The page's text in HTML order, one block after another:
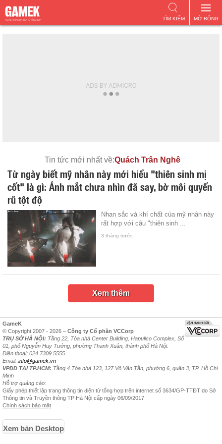
MỞ RỘNG
TÌM KIẾM
Tin tức mới nhất về:Quách Trân Nghê
Từ ngày biết mỹ nhân này mới hiểu "thiên sinh mị
cốt" là gì: Ánh mắt chưa nhìn đã say, bờ môi quyến
rũ tột độ
Nhan sắc và khí chất của mỹ nhân này
rất hợp với câu "thiên sinh ...
3 tháng trước
Xem thêm
GameK
© Copyright 2007 - 2026 – Công ty Cổ phần VCCorp
TRỤ SỞ HÀ NỘI: Tầng 22, Tòa nhà Center Building, Hapulico Complex, Số
01, phố Nguyễn Huy Tưởng, phường Thanh Xuân, thành phố Hà Nội.
Điện thoại: 024 7309 5555.
Email: info@gamek.vn
VPĐD TẠI TP.HCM: Tầng 4 Tòa nhà 123, 127 Võ Văn Tần, phường 6, quận 3, TP. Hồ Chí
Minh
Hỗ trợ quảng cáo:
Giấy phép thiết lập trang thông tin điện tử tổng hợp trên internet số 3634/GP-TTĐT do Sở
Thông tin và Truyền thông TP Hà Nội cấp ngày 06/09/2017
Chính sách bảo mật
Xem bản Desktop